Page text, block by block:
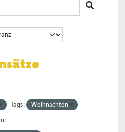
Tags: Weihnachten